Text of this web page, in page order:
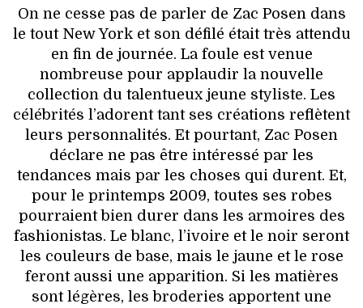
On ne cesse pas de parler de Zac Posen dans
le tout New York et son défilé était très attendu
en fin de journée. La foule est venue
nombreuse pour applaudir la nouvelle
collection du talentueux jeune styliste. Les
célébrités l’adorent tant ses créations reflètent
leurs personnalités. Et pourtant, Zac Posen
déclare ne pas être intéressé par les
tendances mais par les choses qui durent. Et,
pour le printemps 2009, toutes ses robes
pourraient bien durer dans les armoires des
fashionistas. Le blanc, l’ivoire et le noir seront
les couleurs de base, mais le jaune et le rose
feront aussi une apparition. Si les matières
sont légères, les broderies apportent une